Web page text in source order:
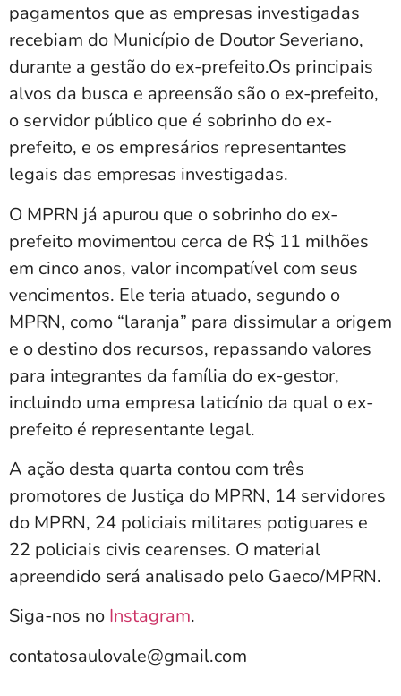
pagamentos que as empresas investigadas
recebiam do Município de Doutor Severiano,
durante a gestão do ex-prefeito.Os principais
alvos da busca e apreensão são o ex-prefeito,
o servidor público que é sobrinho do ex-
prefeito, e os empresários representantes
legais das empresas investigadas.
O MPRN já apurou que o sobrinho do ex-
prefeito movimentou cerca de R$ 11 milhões
em cinco anos, valor incompatível com seus
vencimentos. Ele teria atuado, segundo o
MPRN, como “laranja” para dissimular a origem
e o destino dos recursos, repassando valores
para integrantes da família do ex-gestor,
incluindo uma empresa laticínio da qual o ex-
prefeito é representante legal.
A ação desta quarta contou com três
promotores de Justiça do MPRN, 14 servidores
do MPRN, 24 policiais militares potiguares e
22 policiais civis cearenses. O material
apreendido será analisado pelo Gaeco/MPRN.
Siga-nos no Instagram.
contatosaulovale@gmail.com